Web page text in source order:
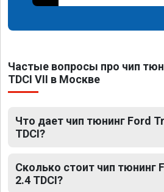
Частые вопросы про чип
TDCI VII в Москве
Что дает чип тюнинг Ford
TDCI?
Сколько стоит чип тюнинг
2.4 TDCI?